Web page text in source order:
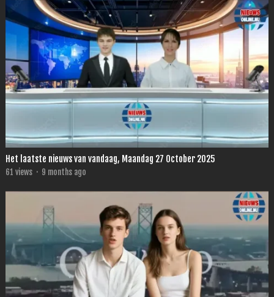
Het laatste nieuws van vandaag, Maandag 27 October 2025
61 views · 9 months ago